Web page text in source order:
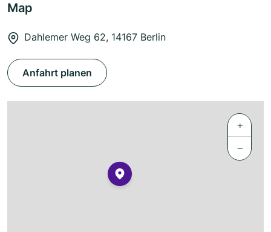
Map
Dahlemer Weg 62, 14167 Berlin
Anfahrt planen
+
−